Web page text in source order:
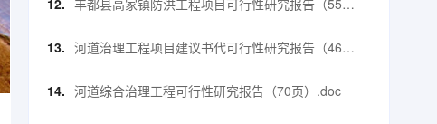
丰都县高家镇防洪工程项目可行性研究报告（55
页）.doc
河道治理工程项目建议书代可行性研究报告（46
页）.doc
河道综合治理工程可行性研究报告（70页）.doc